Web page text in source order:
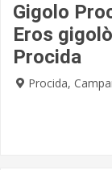
Gigolo
Eros
Procida
Procida,